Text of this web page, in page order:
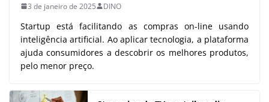
3 de janeiro de 2025 DINO
Startup está facilitando as compras on-line usando
inteligência artificial. Ao aplicar tecnologia, a plataforma
ajuda consumidores a descobrir os melhores produtos,
pelo menor preço.